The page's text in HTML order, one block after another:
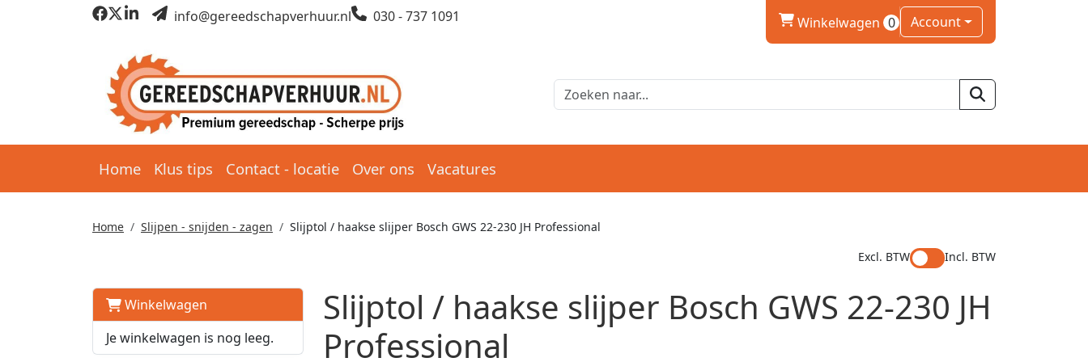
info@gereedschapverhuur.nl 030 - 737 1091 winkelwagen
Winkelwagen 0 Account
Home Klus tips Contact - locatie Over ons Vacatures
Home Slijpen - snijden - zagen
Slijptol / haakse slijper Bosch GWS 22-230 JH Professional
Excl. BTW
Incl. BTW
Winkelwagen
Je winkelwagen is nog leeg.
Slijptol / haakse slijper Bosch GWS 22-230 JH
Professional